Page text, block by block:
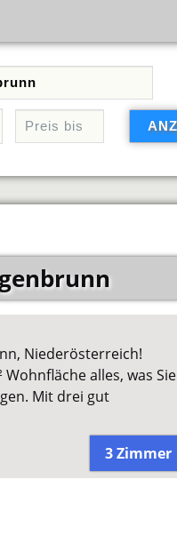
Niederösterreich!
alles, was Sie
Mit drei gut
3 Zimmer